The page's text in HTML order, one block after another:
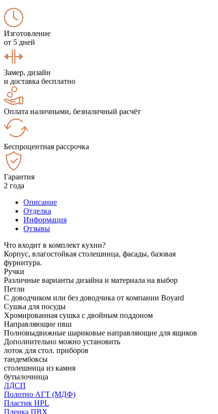
Изготовление
от 5 дней
Замер, дизайн
и доставка бесплатно
Оплата наличными, безналичный расчёт
Беспроцентная рассрочка
Гарантия
2 года
Описание
Отделка
Информация
Отзывы
Что входит в комплект кухни?
Корпус, влагостойкая столешница, фасады, базовая
фурнитура.
Ручки
Различные варианты дизайна и материала на выбор
Петли
С доводчиком или без доводчика от компании Boyard
Сушка для посуды
Хромированная сушка с двойным поддоном
Направляющие пвш
Полновыдвижные шариковые направляющие для ящиков
Дополнительно можно установить
лоток для стол. приборов
тандембоксы
столешница из камня
бутылочница
ЛДСП
Полотно АГТ (МДФ)
Пластик HPL
Пленка ПВХ